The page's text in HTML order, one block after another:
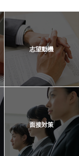
志望動機
面接対策